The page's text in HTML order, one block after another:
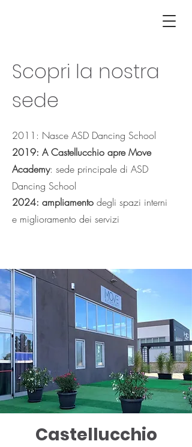
Scopri la nostra
sede
2011: Nasce ASD Dancing School
2019: A Castellucchio apre Move
Academy: sede principale di ASD
Dancing School
2024: ampliamento degli spazi interni
e miglioramento dei servizi
Castellucchio